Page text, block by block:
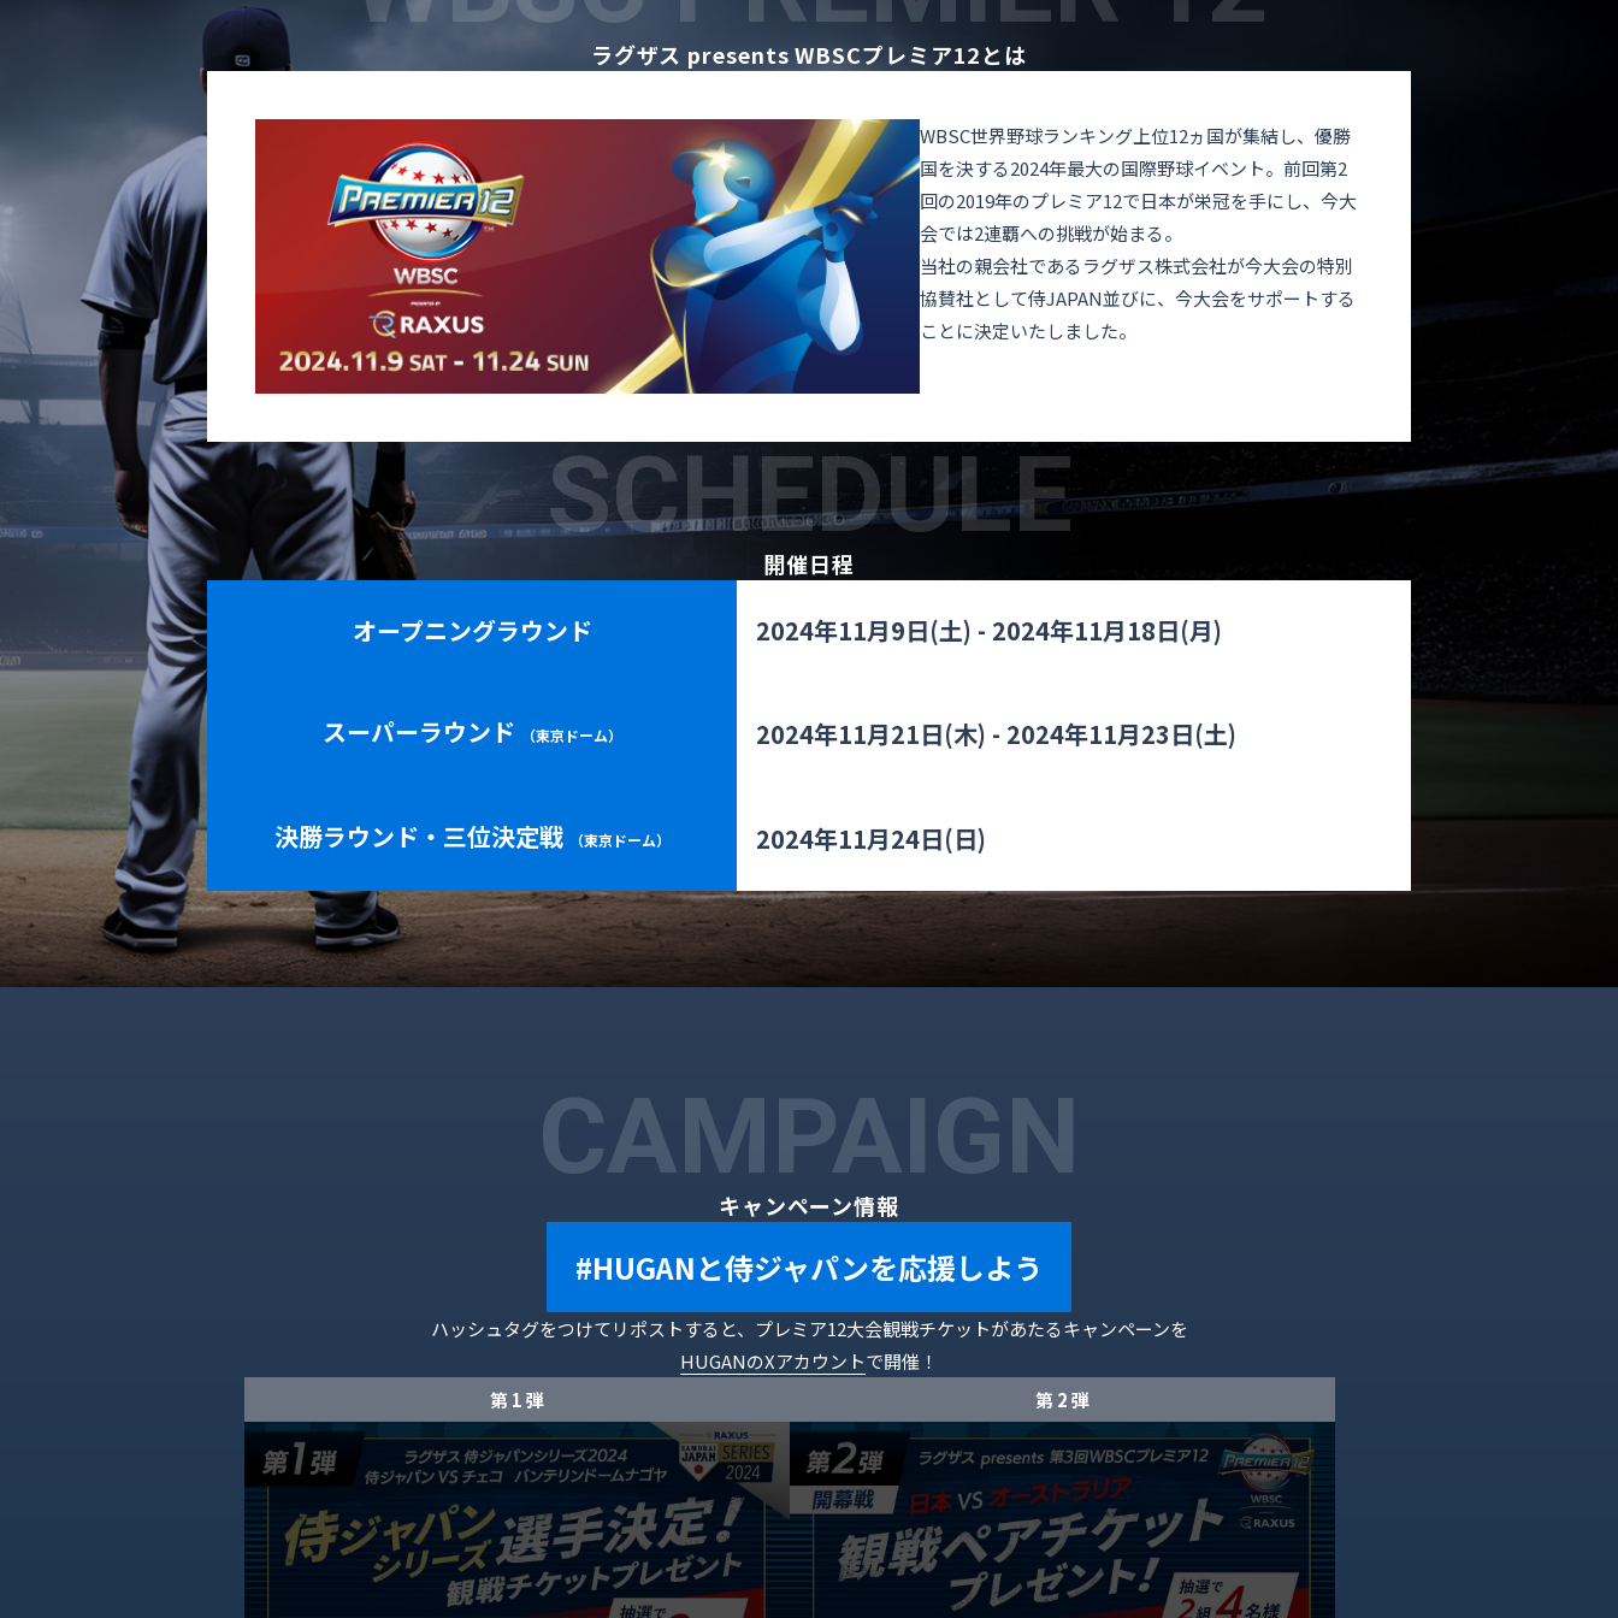
ラグザス presentsWBSCプレミア12とは
WBSC世界野球ランキング上位12ヵ国が集結し、優勝
国を決する2024年最大の国際野球イベント。前回第2
回の2019年のプレミア12で日本が栄冠を手にし、今大
会では2連覇への挑戦が始まる。
当社の親会社であるラグザス株式会社が今大会の特別
協賛社として侍JAPAN並びに、今大会をサポートする
ことに決定いたしました。
SCHEDULE
開催日程
オープニングラウンド 2024年11月9日(土) - 2024年11月18日(月)
スーパーラウンド （東京ドーム） 2024年11月21日(木) - 2024年11月23日(土)
決勝ラウンド・三位決定戦 （東京ドーム） 2024年11月24日(日)
CAMPAIGN
キャンペーン情報
#HUGANと侍ジャパンを応援しよう
ハッシュタグをつけてリポストすると、プレミア12大会観戦チケットがあたるキャンペーンを
HUGANのXアカウントで開催！
第 1 弾
第 2 弾